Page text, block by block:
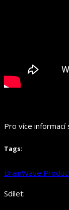
Pro více informací
Tags:
BrainWave
Sdílet: